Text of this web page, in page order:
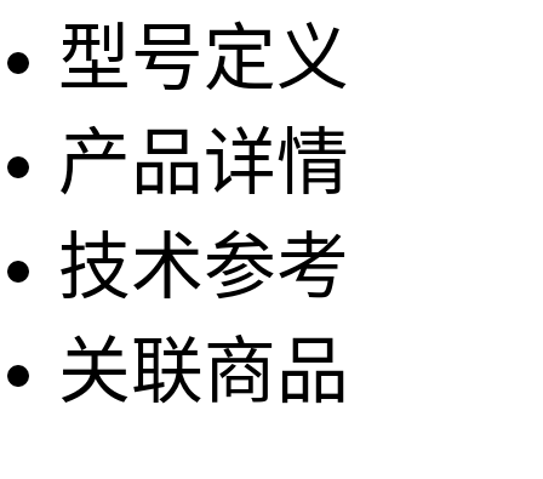
型号定义
产品详情
技术参考
关联商品